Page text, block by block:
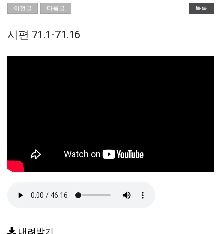
이전글 다음글 목록
시편 71:1-71:16
내려받기